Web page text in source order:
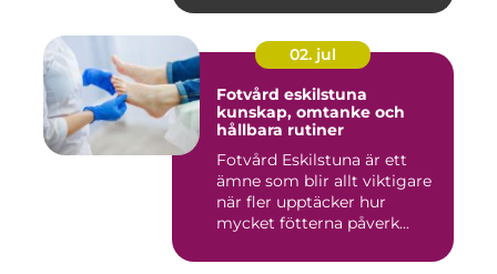
02. jul
Fotvård eskilstuna
kunskap, omtanke och
hållbara rutiner
Fotvård Eskilstuna är ett
ämne som blir allt viktigare
när fler upptäcker hur
mycket fötterna påverk...